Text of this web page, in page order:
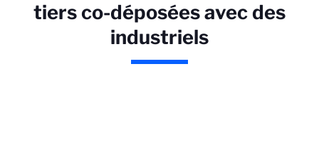
tiers co-déposées avec des
industriels